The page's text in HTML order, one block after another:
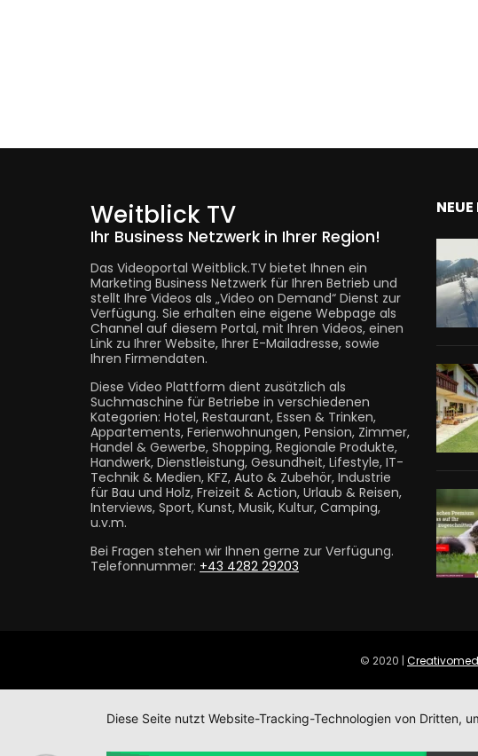
Weitblick TV
Ihr Business Netzwerk in Ihrer Region!
Das Videoportal Weitblick.TV bietet Ihnen ein
Marketing Business Netzwerk für Ihren Betrieb und
stellt Ihre Videos als „Video on Demand“ Dienst zur
Verfügung. Sie erhalten eine eigene Webpage als
Channel auf diesem Portal, mit Ihren Videos, einen
Link zu Ihrer Website, Ihrer E-Mailadresse, sowie
Ihren Firmendaten.
Diese Video Plattform dient zusätzlich als
Suchmaschine für Betriebe in verschiedenen
Kategorien: Hotel, Restaurant, Essen & Trinken,
Appartements, Ferienwohnungen, Pension, Zimmer,
Handel & Gewerbe, Shopping, Regionale Produkte,
Handwerk, Dienstleistung, Gesundheit, Lifestyle, IT-
Technik & Medien, KFZ, Auto & Zubehör, Industrie
für Bau und Holz, Freizeit & Action, Urlaub & Reisen,
Interviews, Sport, Kunst, Musik, Kultur, Camping,
u.v.m.
Bei Fragen stehen wir Ihnen gerne zur Verfügung.
Telefonnummer: +43 4282 29203
© 2020 |
Diese Seite nutzt Website-Tracking-Technologien von Dritten,